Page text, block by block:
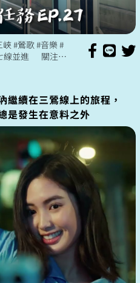
繼續在三鶯線上的旅程，
是發生在意料之外